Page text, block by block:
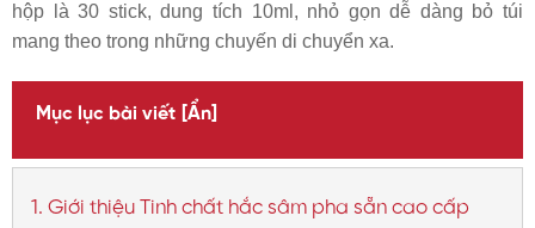
hộp là 30 stick, dung tích 10ml, nhỏ gọn dễ dàng bỏ túi
mang theo trong những chuyến di chuyển xa.
Mục lục bài viết [Ẩn]
1. Giới thiệu Tinh chất hắc sâm pha sẵn cao cấp